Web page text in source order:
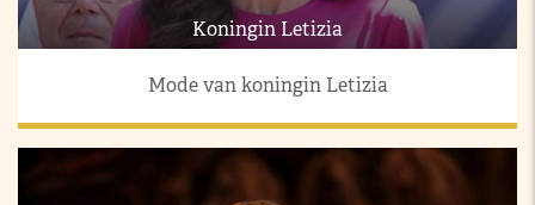
Koningin Letizia
Mode van koningin Letizia